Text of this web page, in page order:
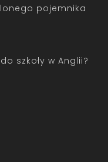
pojemnika
szkoły w Anglii?